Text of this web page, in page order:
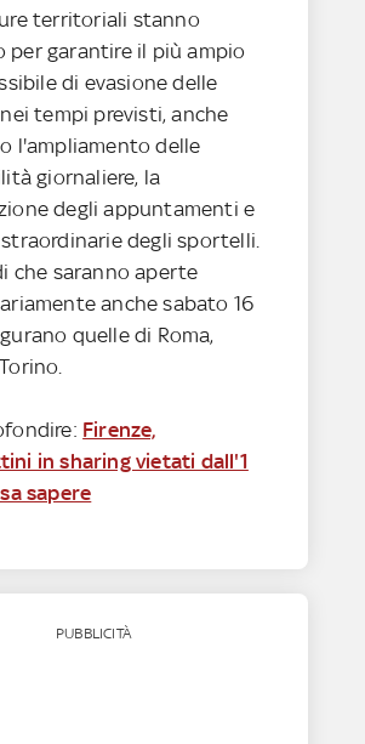
territoriali stanno
per garantire il più ampio
di evasione delle
tempi previsti, anche
l'ampliamento delle
giornaliere, la
degli appuntamenti e
degli sportelli.
che saranno aperte
anche sabato 16
quelle di Roma,
Firenze,
in sharing vietati dall'1
sapere
PUBBLICITÀ